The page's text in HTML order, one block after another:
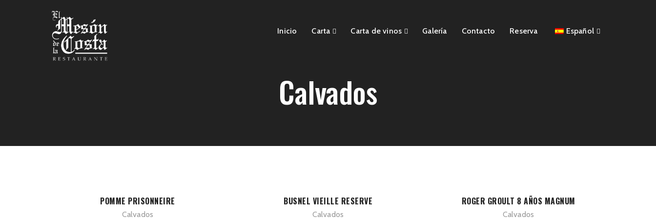
Inicio Carta Carta de vinos Galería Contacto Reserva Español
Calvados
POMME PRISONNEIRE
Calvados
BUSNEL VIEILLE RESERVE
Calvados
ROGER GROULT 8 AÑOS MAGNUM
Calvados